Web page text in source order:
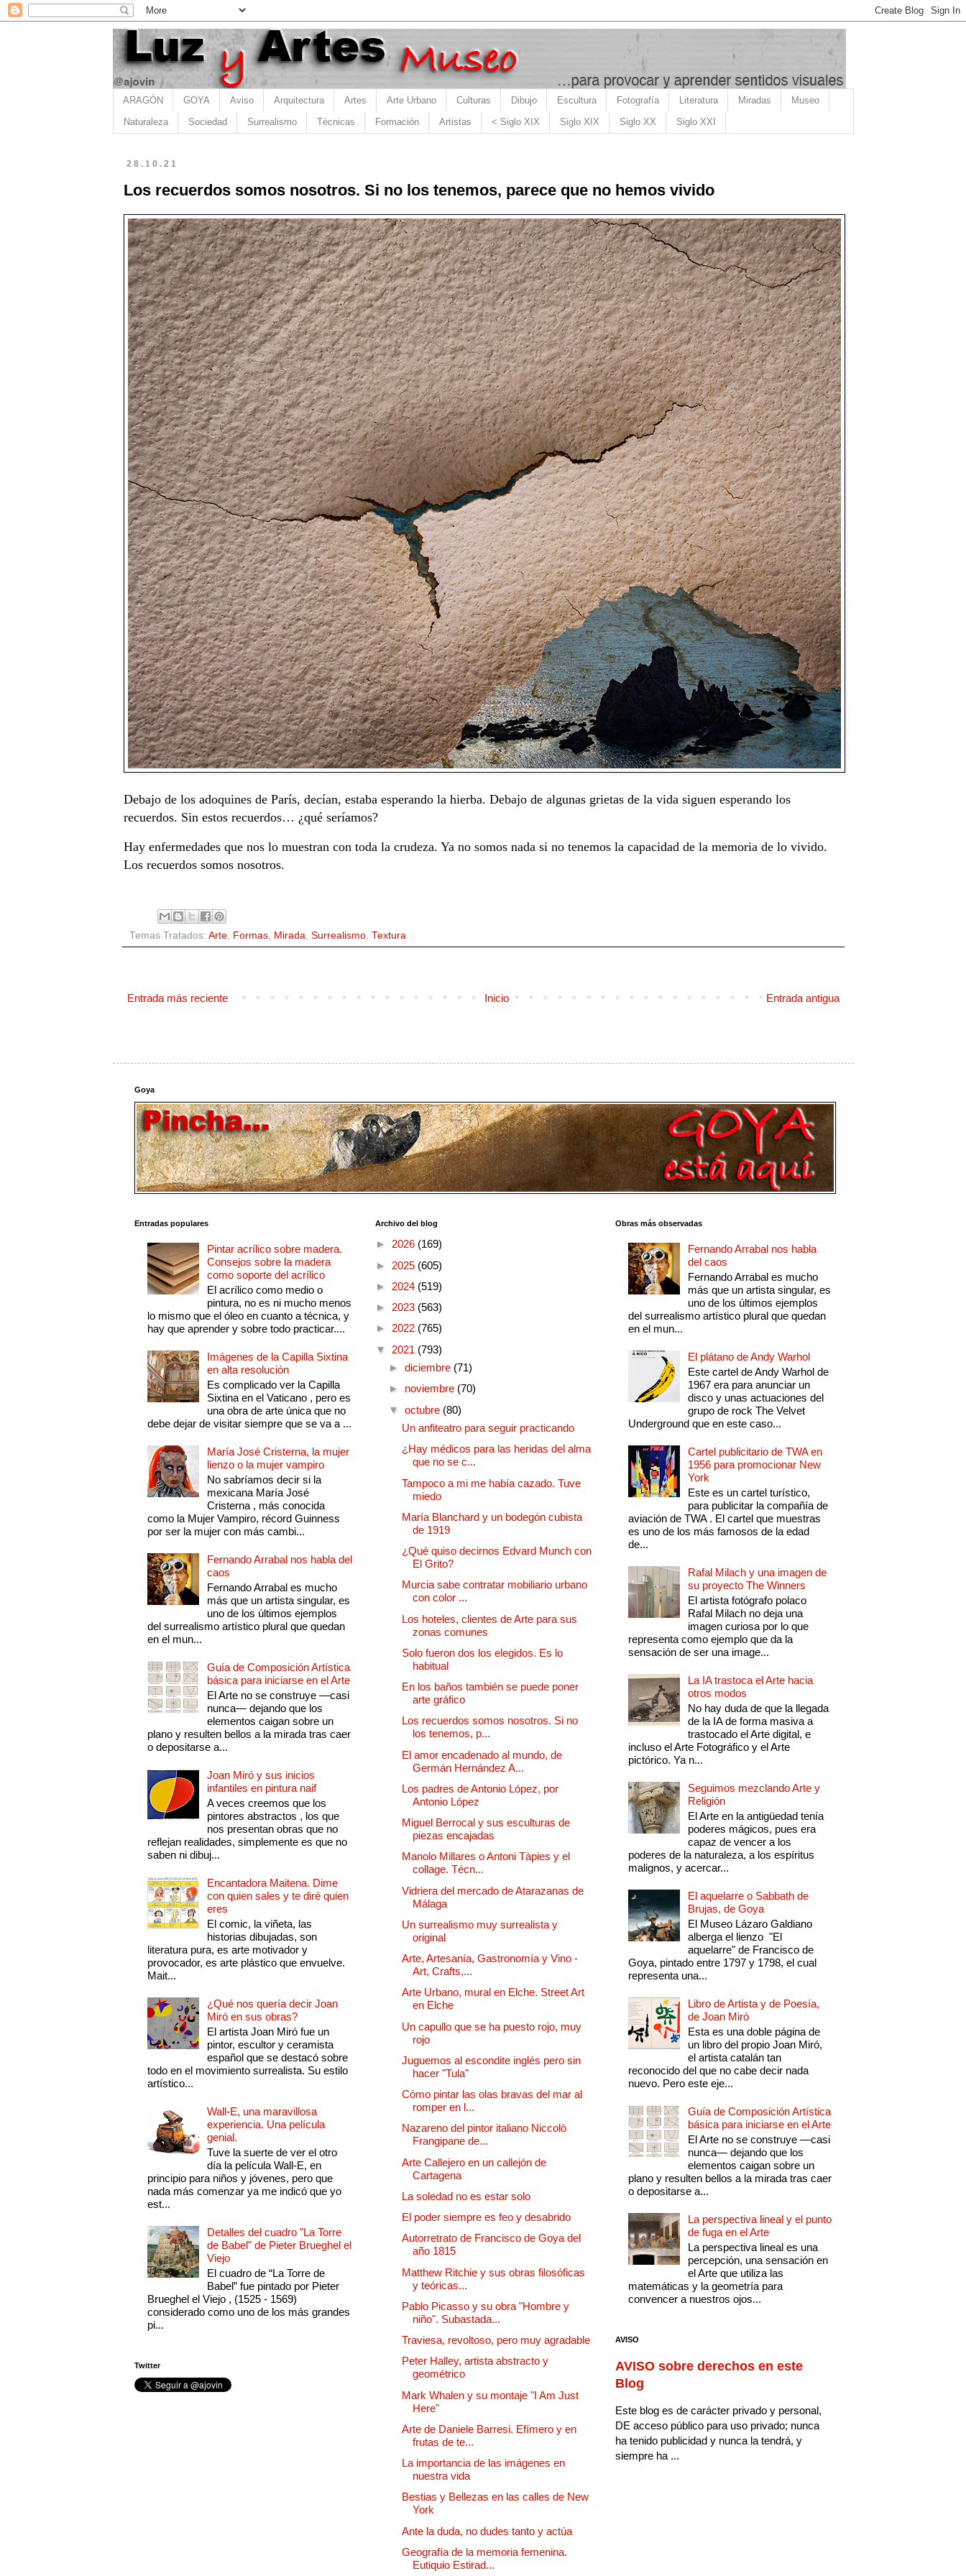
ARAGÓN GOYA Aviso Arquitectura Artes Arte Urbano Culturas Dibujo Escultura Fotografía Literatura Miradas Museo
Naturaleza Sociedad Surrealismo Técnicas Formación Artistas < Siglo XIX Siglo XIX Siglo XX Siglo XXI
28.10.21
Los recuerdos somos nosotros. Si no los tenemos, parece que no hemos vivido
Debajo de los adoquines de París, decían, estaba esperando la hierba. Debajo de algunas grietas de la vida siguen esperando los
recuerdos. Sin estos recuerdos… ¿qué seríamos?
Hay enfermedades que nos lo muestran con toda la crudeza. Ya no somos nada si no tenemos la capacidad de la memoria de lo vivido.
Los recuerdos somos nosotros.
Temas Tratados: Arte, Formas, Mirada Surrealismo, Textura
Entrada más reciente Entrada antigua
Inicio
Goya
Entradas populares
Pintar acrílico sobre madera.
Consejos sobre la madera
como soporte del acrílico
El acrílico como medio o
pintura, no es ni mucho menos
lo mismo que el óleo en cuanto a técnica, y
hay que aprender y sobre todo practicar....
Imágenes de la Capilla Sixtina
en alta resolución
Es complicado ver la Capilla
Sixtina en el Vaticano , pero es
una obra de arte única que no
debe dejar de visitar siempre que se va a ...
María José Cristerna, la mujer
lienzo o la mujer vampiro
No sabríamos decir si la
mexicana María José
Cristerna , más conocida
como la Mujer Vampiro, récord Guinness
por ser la mujer con más cambi...
Fernando Arrabal nos habla del
caos
Fernando Arrabal es mucho
más que un artista singular, es
uno de los últimos ejemplos
del surrealismo artístico plural que quedan
en el mun...
Guía de Composición Artística
básica para iniciarse en el Arte
El Arte no se construye —casi
nunca— dejando que los
elementos caigan sobre un
plano y resulten bellos a la mirada tras caer
o depositarse a...
Joan Miró y sus inicios
infantiles en pintura naif
A veces creemos que los
pintores abstractos , los que
nos presentan obras que no
reflejan realidades, simplemente es que no
saben ni dibuj...
Encantadora Maitena. Dime
con quien sales y te diré quien
eres
El comic, la viñeta, las
historias dibujadas, son
literatura pura, es arte motivador y
provocador, es arte plástico que envuelve.
Mait...
¿Qué nos quería decir Joan
Miró en sus obras?
El artista Joan Miró fue un
pintor, escultor y ceramista
español que se destacó sobre
todo en el movimiento surrealista. Su estilo
artístico...
Wall-E, una maravillosa
experiencia. Una película
genial.
Tuve la suerte de ver el otro
día la película Wall-E, en
principio para niños y jóvenes, pero que
nada más comenzar ya me indicó que yo
est...
Detalles del cuadro "La Torre
de Babel" de Pieter Brueghel el
Viejo
El cuadro de “La Torre de
Babel” fue pintado por Pieter
Brueghel el Viejo , (1525 - 1569)
considerado como uno de los más grandes
pi...
Twitter
Archivo del blog
► 2026 (169)
► 2025 (605)
► 2024 (519)
► 2023 (563)
► 2022 (765)
▼ 2021 (793)
► diciembre (71)
► noviembre (70)
▼ octubre (80)
Un anfiteatro para seguir practicando
¿Hay médicos para las heridas del alma
que no se c...
Tampoco a mi me había cazado. Tuve
miedo
María Blanchard y un bodegón cubista
de 1919
¿Qué quiso decirnos Edvard Munch con
El Grito?
Murcia sabe contratar mobiliario urbano
con color ...
Los hoteles, clientes de Arte para sus
zonas comunes
Solo fueron dos los elegidos. Es lo
habitual
En los baños también se puede poner
arte gráfico
Los recuerdos somos nosotros. Si no
los tenemos, p...
El amor encadenado al mundo, de
Germán Hernández A...
Los padres de Antonio López, por
Antonio López
Miguel Berrocal y sus esculturas de
piezas encajadas
Manolo Millares o Antoni Tàpies y el
collage. Técn...
Vidriera del mercado de Atarazanas de
Málaga
Un surrealismo muy surrealista y
original
Arte, Artesanía, Gastronomía y Vino -
Art, Crafts,...
Arte Urbano, mural en Elche. Street Art
en Elche
Un capullo que se ha puesto rojo, muy
rojo
Juguemos al escondite inglés pero sin
hacer "Tula"
Cómo pintar las olas bravas del mar al
romper en l...
Nazareno del pintor italiano Niccolò
Frangipane de...
Arte Callejero en un callejón de
Cartagena
La soledad no es estar solo
El poder siempre es feo y desabrido
Autorretrato de Francisco de Goya del
año 1815
Matthew Ritchie y sus obras filosóficas
y teóricas...
Pablo Picasso y su obra "Hombre y
niño". Subastada...
Traviesa, revoltoso, pero muy agradable
Peter Halley, artista abstracto y
geométrico
Mark Whalen y su montaje "I Am Just
Here"
Arte de Daniele Barresi. Efímero y en
frutas de te...
La importancia de las imágenes en
nuestra vida
Bestias y Bellezas en las calles de New
York
Ante la duda, no dudes tanto y actúa
Geografía de la memoria femenina.
Eutiquio Estirad...
Obras más observadas
Fernando Arrabal nos habla
del caos
Fernando Arrabal es mucho
más que un artista singular, es
uno de los últimos ejemplos
del surrealismo artístico plural que quedan
en el mun...
El plátano de Andy Warhol
Este cartel de Andy Warhol de
1967 era para anunciar un
disco y unas actuaciones del
grupo de rock The Velvet
Underground que en este caso...
Cartel publicitario de TWA en
1956 para promocionar New
York
Este es un cartel turístico,
para publicitar la compañía de
aviación de TWA . El cartel que muestras
es uno de los más famosos de la edad
de...
Rafal Milach y una imagen de
su proyecto The Winners
El artista fotógrafo polaco
Rafal Milach no deja una
imagen curiosa por lo que
representa como ejemplo que da la
sensación de ser una image...
La IA trastoca el Arte hacia
otros modos
No hay duda de que la llegada
de la IA de forma masiva a
trastocado el Arte digital, e
incluso el Arte Fotográfico y el Arte
pictórico. Ya n...
Seguimos mezclando Arte y
Religión
El Arte en la antigüedad tenía
poderes mágicos, pues era
capaz de vencer a los
poderes de la naturaleza, a los espíritus
malignos, y acercar...
El aquelarre o Sabbath de
Brujas, de Goya
El Museo Lázaro Galdiano
alberga el lienzo "El
aquelarre" de Francisco de
Goya, pintado entre 1797 y 1798, el cual
representa una...
Libro de Artista y de Poesía,
de Joan Miró
Esta es una doble página de
un libro del propio Joan Miró,
el artista catalán tan
reconocido del que no cabe decir nada
nuevo. Pero este eje...
Guía de Composición Artística
básica para iniciarse en el Arte
El Arte no se construye —casi
nunca— dejando que los
elementos caigan sobre un
plano y resulten bellos a la mirada tras caer
o depositarse a...
La perspectiva lineal y el punto
de fuga en el Arte
La perspectiva lineal es una
percepción, una sensación en
el Arte que utiliza las
matemáticas y la geometría para
convencer a nuestros ojos...
AVISO
AVISO sobre derechos en este
Blog
Este blog es de carácter privado y personal,
DE acceso público para uso privado; nunca
ha tenido publicidad y nunca la tendrá, y
siempre ha ...